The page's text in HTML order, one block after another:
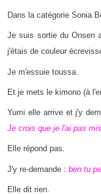
Dans la catégorie Sonia
Je suis sortie du Onsen
j'étais de couleur
Je m'essuie toussa.
Et je mets le kimono (à
Yumi elle arrive et j'y
Je crois que je l'ai pas
Elle répond pas.
J'y re-demande : ben tu
Elle dit rien.